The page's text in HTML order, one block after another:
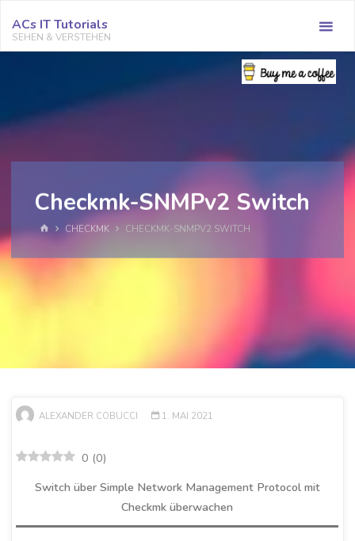
Inhalt
springen
ACs IT Tutorials
SEHEN & VERSTEHEN
Checkmk-SNMPv2 Switch
START
CHECKMK CHECKMK-SNMPV2 SWITCH
ALEXANDER COBUCCI 1. MAI 2021
0 (0)
Switch über Simple Network Management Protocol mit
Checkmk überwachen